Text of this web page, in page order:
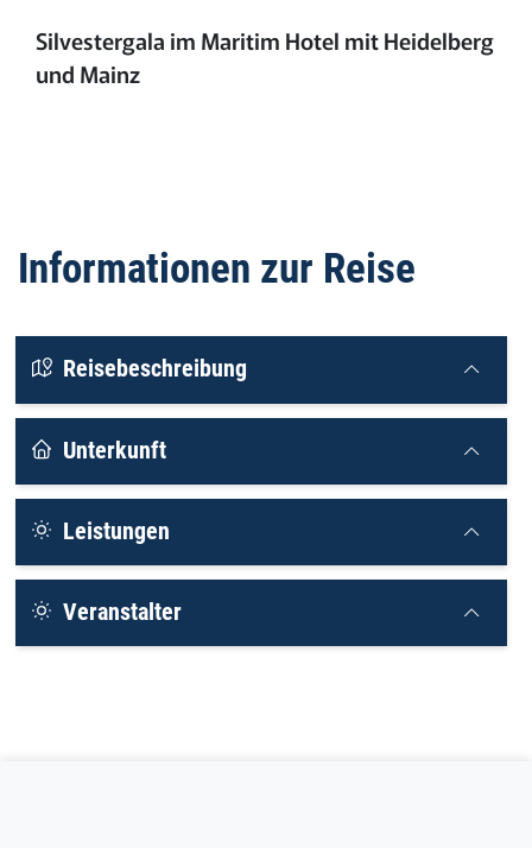
Silvestergala im Maritim Hotel mit Heidelberg
und Mainz
Informationen zur Reise
Reisebeschreibung
Unterkunft
Leistungen
Veranstalter